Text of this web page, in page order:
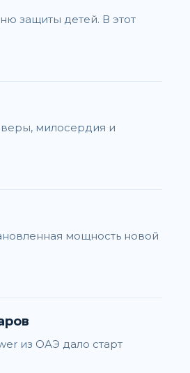
защиты детей. В этот
милосердия и
мощность новой
из ОАЭ дало старт